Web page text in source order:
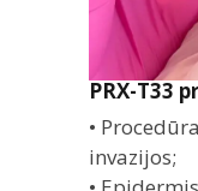
PRX-T33
•
invazijos;